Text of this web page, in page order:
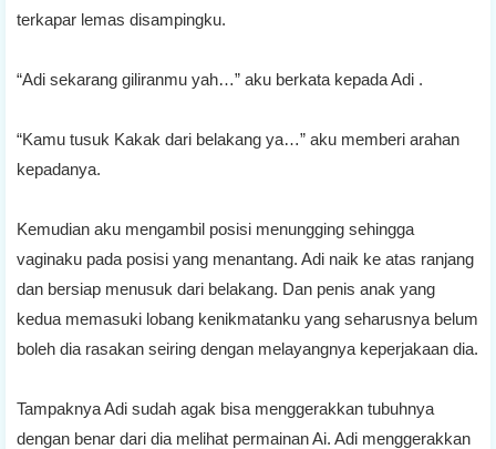
terkapar lemas disampingku.
“Adi sekarang giliranmu yah…” aku berkata kepada Adi .
“Kamu tusuk Kakak dari belakang ya…” aku memberi arahan
kepadanya.
Kemudian aku mengambil posisi menungging sehingga
vaginaku pada posisi yang menantang. Adi naik ke atas ranjang
dan bersiap menusuk dari belakang. Dan penis anak yang
kedua memasuki lobang kenikmatanku yang seharusnya belum
boleh dia rasakan seiring dengan melayangnya keperjakaan dia.
Tampaknya Adi sudah agak bisa menggerakkan tubuhnya
dengan benar dari dia melihat permainan Ai. Adi menggerakkan